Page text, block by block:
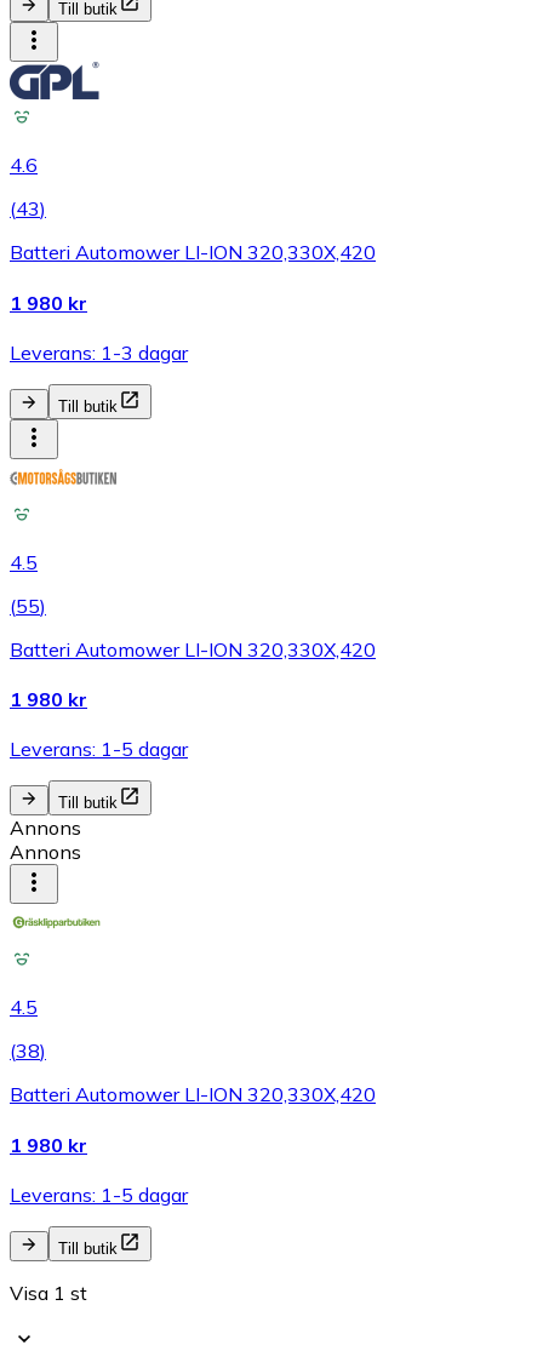
Till butik
4.6
(43)
Batteri Automower LI-ION 320,330X,420
1 980 kr
Leverans: 1-3 dagar
Till butik
4.5
(55)
Batteri Automower LI-ION 320,330X,420
1 980 kr
Leverans: 1-5 dagar
Till butik
Annons
Annons
4.5
(38)
Batteri Automower LI-ION 320,330X,420
1 980 kr
Leverans: 1-5 dagar
Till butik
Visa 1 st